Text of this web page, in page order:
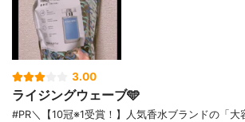
3.00
ライジングウェーブ🩵
#PR＼【10冠※1受賞！】人気香水ブランドの「大